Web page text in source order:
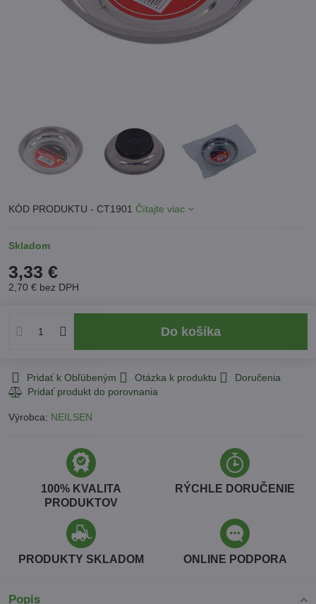
KÓD PRODUKTU - CT1901 Čítajte viac
Skladom
3,33 €
2,70 € bez DPH
Do košíka
Pridať k Obľúbeným Otázka k produktu Doručenia
Výrobca: NEILSEN
100% KVALITA
PRODUKTOV
RÝCHLE DORUČENIE
PRODUKTY SKLADOM ONLINE PODPORA
Popis